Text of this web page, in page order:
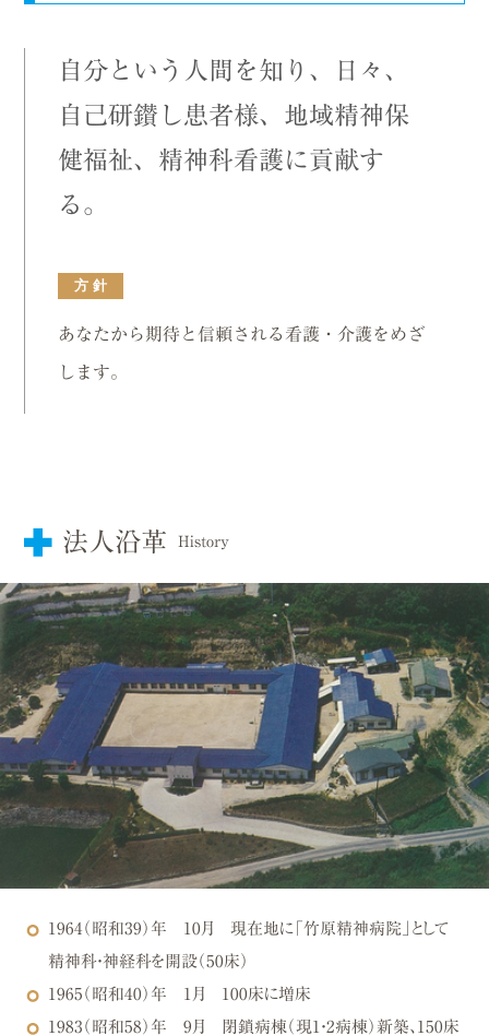
自分という人間を知り、日々、
自己研鑚し患者様、地域精神保
健福祉、精神科看護に貢献す
る。
方 針
あなたから期待と信頼される看護・介護をめざ
します。
法人沿革 History
1964（昭和39）年 10月
現在地に「竹原精神病院」として
精神科・神経科を開設（50床）
1965（昭和40）年 1月
100床に増床
1983（昭和58）年 9月
閉鎖病棟（現1・2病棟）新築、150床